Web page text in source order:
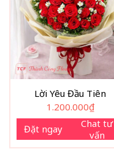
Lời Yêu Đầu Tiên
1.200.000₫
Đặt ngay
Chat tư
vấn